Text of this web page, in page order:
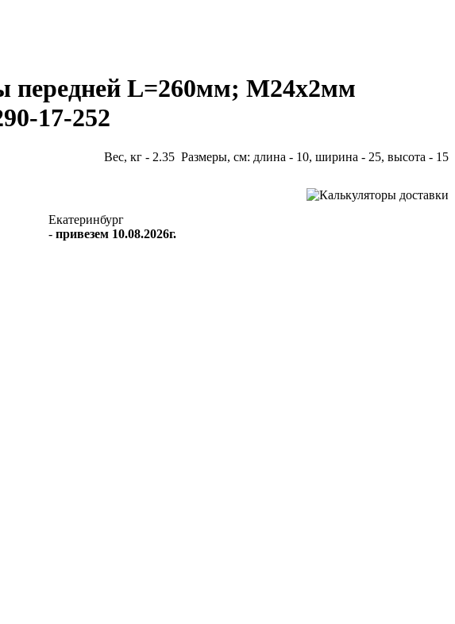
передней L=260мм; М24х2мм
17-252
Вес, кг - 2.35 Размеры, см: длина - 10, ширина - 25, высота - 15
Екатеринбург
- привезем 10.08.2026г.